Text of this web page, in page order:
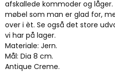
afskallede kommoder og
møbel som man er glad for,
over i èt. Se også det store
vi har på lager.
Materiale: Jern.
Mål: Dia 8 cm.
Antique Creme.